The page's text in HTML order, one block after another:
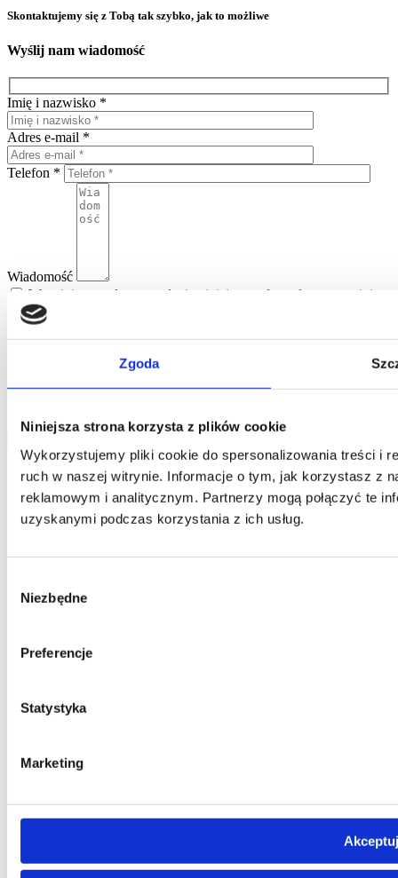
Zgoda
Niniejsza strona korzysta z plików cookie
Wykorzystujemy pliki cookie do spersonalizowania treści i
ruch w naszej witrynie. Informacje o tym, jak korzystasz z
reklamowym i analitycznym. Partnerzy mogą połączyć te
uzyskanymi podczas korzystania z ich usług.
zgody
Niezbędne
Preferencje
Statystyka
Marketing
Skontaktujemy się z Tobą tak szybko, jak to możliwe
Wyślij nam wiadomość
Imię i nazwisko *
Adres e-mail *
Telefon *
Wiadomość
Wyrażając zgodę na wysłanie niniejszego formularza wyrażają
Państwo zgodę na umieszczenie zawartych w nim danych w bazie
Home One i przetwarzanie danych osobowych przez Home One
oraz potwierdzają Państwo, że podanie danych nastąpiło w sposób
dobrowolny. Informujemy, że administratorem Państwa danych
osobowych jest Jarosław Pajnowski oraz, że przysługuje Państwu
prawo do ich poprawiania lub usuwania z naszej bazy danych.
Państwem.